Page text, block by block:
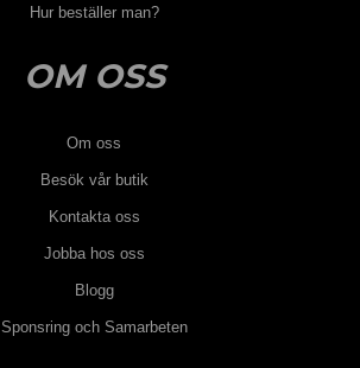
Hur beställer man?
OM OSS
Om oss
Besök vår butik
Kontakta oss
Jobba hos oss
Blogg
Sponsring och Samarbeten